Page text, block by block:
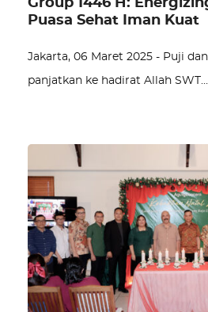
Group 1446 H:
Puasa Sehat Iman Kuat
Jakarta, 06 Maret 2025 - Puji
panjatkan ke hadirat Allah SWT…